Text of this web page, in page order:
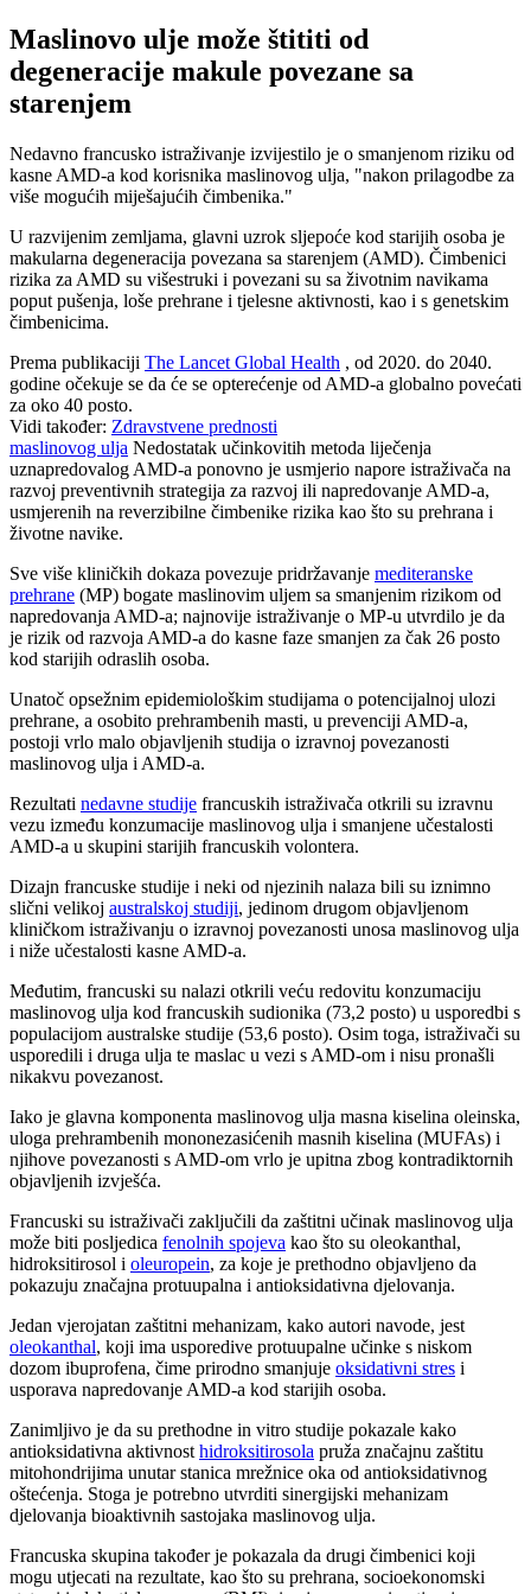
Maslinovo ulje može štititi od
degeneracije makule povezane sa
starenjem
Nedavno francusko istraživanje izvijestilo je o smanjenom riziku od
kasne AMD-a kod korisnika maslinovog ulja, "nakon prilagodbe za
više mogućih miješajućih čimbenika."
U razvijenim zemljama, glavni uzrok sljepoće kod starijih osoba je
makularna degeneracija povezana sa starenjem (AMD). Čimbenici
rizika za AMD su višestruki i povezani su sa životnim navikama
poput pušenja, loše prehrane i tjelesne aktivnosti, kao i s genetskim
čimbenicima.
Prema publikaciji The Lancet Global Health , od 2020. do 2040.
godine očekuje se da će se opterećenje od AMD-a globalno povećati
za oko 40 posto.
Vidi također: Zdravstvene prednosti
maslinovog ulja Nedostatak učinkovitih metoda liječenja
uznapredovalog AMD-a ponovno je usmjerio napore istraživača na
razvoj preventivnih strategija za razvoj ili napredovanje AMD-a,
usmjerenih na reverzibilne čimbenike rizika kao što su prehrana i
životne navike.
Sve više kliničkih dokaza povezuje pridržavanje mediteranske
prehrane (MP) bogate maslinovim uljem sa smanjenim rizikom od
napredovanja AMD-a; najnovije istraživanje o MP-u utvrdilo je da
je rizik od razvoja AMD-a do kasne faze smanjen za čak 26 posto
kod starijih odraslih osoba.
Unatoč opsežnim epidemiološkim studijama o potencijalnoj ulozi
prehrane, a osobito prehrambenih masti, u prevenciji AMD-a,
postoji vrlo malo objavljenih studija o izravnoj povezanosti
maslinovog ulja i AMD-a.
Rezultati nedavne studije francuskih istraživača otkrili su izravnu
vezu između konzumacije maslinovog ulja i smanjene učestalosti
AMD-a u skupini starijih francuskih volontera.
Dizajn francuske studije i neki od njezinih nalaza bili su iznimno
slični velikoj australskoj studiji, jedinom drugom objavljenom
kliničkom istraživanju o izravnoj povezanosti unosa maslinovog ulja
i niže učestalosti kasne AMD-a.
Međutim, francuski su nalazi otkrili veću redovitu konzumaciju
maslinovog ulja kod francuskih sudionika (73,2 posto) u usporedbi s
populacijom australske studije (53,6 posto). Osim toga, istraživači su
usporedili i druga ulja te maslac u vezi s AMD-om i nisu pronašli
nikakvu povezanost.
Iako je glavna komponenta maslinovog ulja masna kiselina oleinska,
uloga prehrambenih mononezasićenih masnih kiselina (MUFAs) i
njihove povezanosti s AMD-om vrlo je upitna zbog kontradiktornih
objavljenih izvješća.
Francuski su istraživači zaključili da zaštitni učinak maslinovog ulja
može biti posljedica fenolnih spojeva kao što su oleokanthal,
hidroksitirosol i oleuropein, za koje je prethodno objavljeno da
pokazuju značajna protuupalna i antioksidativna djelovanja.
Jedan vjerojatan zaštitni mehanizam, kako autori navode, jest
oleokanthal, koji ima usporedive protuupalne učinke s niskom
dozom ibuprofena, čime prirodno smanjuje oksidativni stres i
usporava napredovanje AMD-a kod starijih osoba.
Zanimljivo je da su prethodne in vitro studije pokazale kako
antioksidativna aktivnost hidroksitirosola pruža značajnu zaštitu
mitohondrijima unutar stanica mrežnice oka od antioksidativnog
oštećenja. Stoga je potrebno utvrditi sinergijski mehanizam
djelovanja bioaktivnih sastojaka maslinovog ulja.
Francuska skupina također je pokazala da drugi čimbenici koji
mogu utjecati na rezultate, kao što su prehrana, socioekonomski